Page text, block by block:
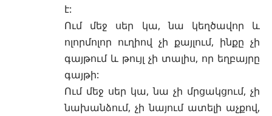
է:
Ում մեջ սեր կա, նա կեղծավոր և
ոլորմոլոր ուղիով չի քայլում, ինքը չի
գայթում և թույլ չի տալիս, որ եղբայրը
գայթի:
Ում մեջ սեր կա, նա չի մրցակցում, չի
նախանձում, չի նայում ատելի աչքով,